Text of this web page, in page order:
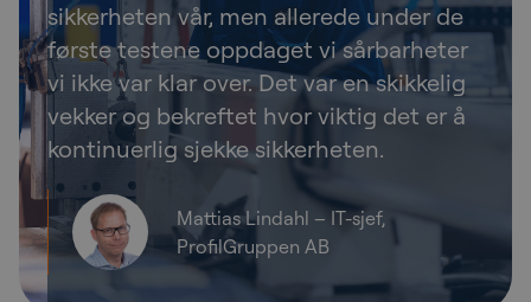
sikkerheten vår, men allerede under de
første testene oppdaget vi sårbarheter
vi ikke var klar over. Det var en skikkelig
vekker og bekreftet hvor viktig det er å
kontinuerlig sjekke sikkerheten.
Mattias Lindahl – IT-sjef,
ProfilGruppen AB